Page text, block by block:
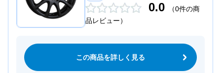
0.0
（0件の商
品レビュー）
この商品を詳しく見る